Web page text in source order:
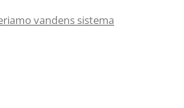
vandens sistema